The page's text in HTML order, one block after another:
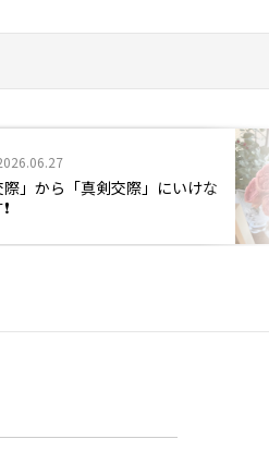
際」から「真剣交際」にいけな